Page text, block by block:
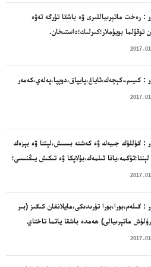
: رەخت ماتېرىياللىرى ۋە باشقا تۈرگە تەۋە
توقۇلما بويۇملار؛كىرلىك؛داستىخان.
2017-
2017-
: گۈللۈك جىيەك ۋە كەشتە بىسىش،لېنتا ۋە بېزەك
لېنتا؛تۈگمە،ياقا ئىلمەك،بۇلاپكا ۋە تىكىش يىڭنىسى؛
گۈل.
2017-
: گىلەم،بورا،بورا تۈرىدىكى،مايلانغان كىگىز (بىر
ماتېرىيالى) ھەمدە باشقا ياتما تاختاي
توقۇلما بويۇمدا ياسالغان تام
2017-